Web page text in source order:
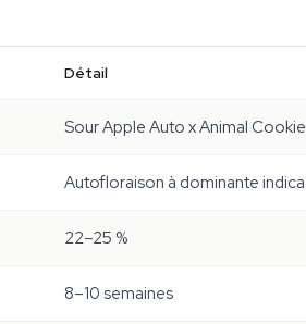
Détail
Sour Apple Auto x Animal Cookie
Autofloraison à dominante indica
22–25 %
8–10 semaines